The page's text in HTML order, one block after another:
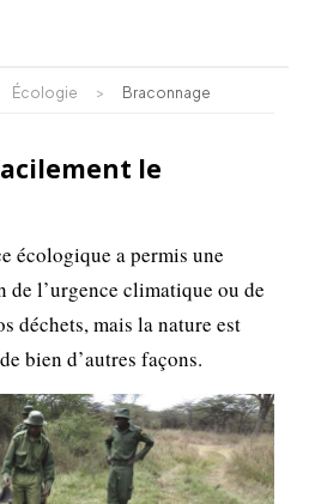
Écologie > Braconnage
le
écologique a permis une
de l’urgence climatique ou de
déchets, mais la nature est
bien d’autres façons.